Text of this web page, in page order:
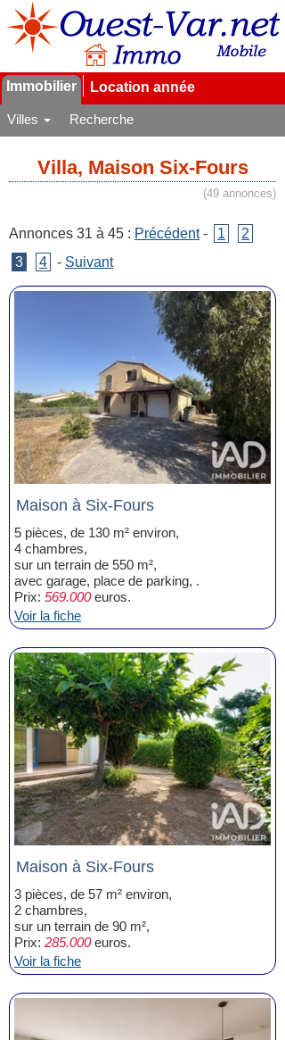
Immobilier Location année
Villes Recherche
Villa, Maison Six-Fours
(49 annonces)
Annonces 31 à 45 : Précédent- 1
2
3
4 - Suivant
Maison à Six-Fours
5 pièces, de 130 m² environ,
4 chambres,
sur un terrain de 550 m²,
avec garage, place de parking, .
Prix: 569.000euros.
Voir la fiche
Maison à Six-Fours
3 pièces, de 57 m² environ,
2 chambres,
sur un terrain de 90 m²,
Prix: 285.000euros.
Voir la fiche